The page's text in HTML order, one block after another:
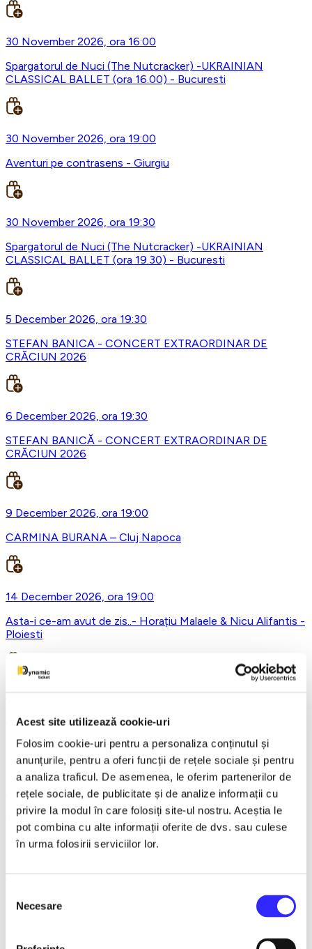
Acest site utilizează cookie-uri
Folosim cookie-uri pentru a personaliza conținutul și
anunțurile, pentru a oferi funcții de rețele sociale și pentru
a analiza traficul. De asemenea, le oferim partenerilor de
rețele sociale, de publicitate și de analize informații cu
privire la modul în care folosiți site-ul nostru. Aceștia le
pot combina cu alte informații oferite de dvs. sau culese
în urma folosirii serviciilor lor.
consimțământului
Necesare
30 November 2026, ora 16:00
Spargatorul de Nuci (The Nutcracker) -UKRAINIAN
CLASSICAL BALLET (ora 16.00) - Bucuresti
30 November 2026, ora 19:00
Aventuri pe contrasens - Giurgiu
30 November 2026, ora 19:30
Spargatorul de Nuci (The Nutcracker) -UKRAINIAN
CLASSICAL BALLET (ora 19.30) - Bucuresti
5 December 2026, ora 19:30
STEFAN BANICA - CONCERT EXTRAORDINAR DE
CRĂCIUN 2026
6 December 2026, ora 19:30
STEFAN BANICĂ - CONCERT EXTRAORDINAR DE
CRĂCIUN 2026
9 December 2026, ora 19:00
CARMINA BURANA – Cluj Napoca
14 December 2026, ora 19:00
Asta-i ce-am avut de zis..- Horațiu Malaele & Nicu Alifantis -
Ploiesti
REGAL VIENEZ – CONCERT EXTRAORDINAR DE
18 January 2027, ora 19:00
AVENTURI PE CONTRASENS - Constanta
LACUL LEBEDELOR - UKRAINIAN CLASSICAL BALLET -
Bucuresti